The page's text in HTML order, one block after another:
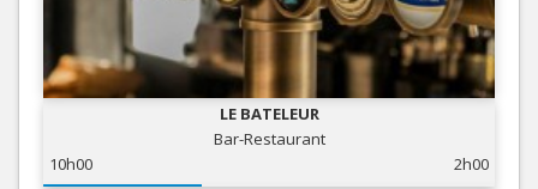
LE BATELEUR
Bar-Restaurant
10h00
2h00